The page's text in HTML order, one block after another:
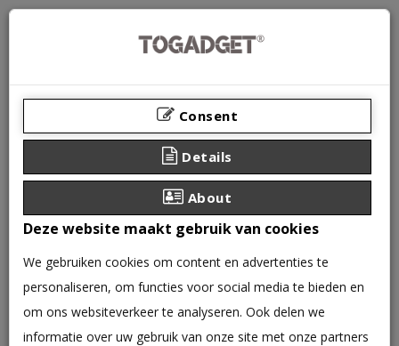
0 product(en) - €0,00
CATEGORIEËN
Consent
Details
About
Deze website maakt gebruik van cookies
We gebruiken cookies om content en advertenties te
personaliseren, om functies voor social media te bieden en
om ons websiteverkeer te analyseren. Ook delen we
informatie over uw gebruik van onze site met onze partners